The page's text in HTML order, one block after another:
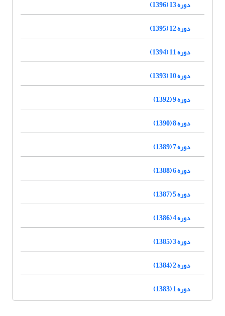
دوره 13 (1396)
دوره 12 (1395)
دوره 11 (1394)
دوره 10 (1393)
دوره 9 (1392)
دوره 8 (1390)
دوره 7 (1389)
دوره 6 (1388)
دوره 5 (1387)
دوره 4 (1386)
دوره 3 (1385)
دوره 2 (1384)
دوره 1 (1383)